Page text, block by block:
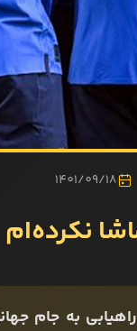
1401/09/18
نکرده‌ام
راهیابی به